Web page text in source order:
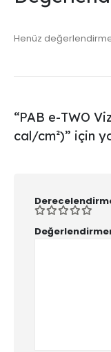
Henüz
“PAB e-TWO
cal/cm²)” için